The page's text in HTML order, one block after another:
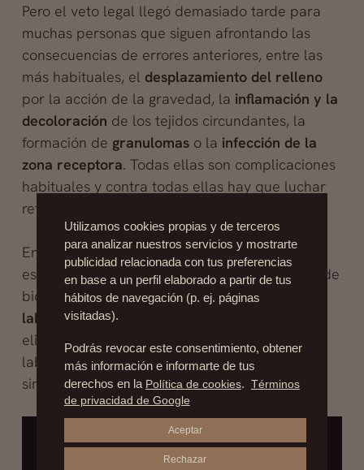
Pero el veto legal llegó demasiado tarde para
muchas personas que siguen afrontando las
consecuencias de errores anteriores, entre las
más habituales, el desplazamiento del relleno
por la acción de la gravedad, la inflamación y la
decoloración de los tejidos circundantes, la
formación de granulomaso la infección de la
zona receptora. Todas ellas son complicaciones
habituales y contra todas ellas hay que luchar
retirando los biopolímeros en cuestión.
En nuestras clínicas lo sabemos bien, somos
especialistas en intervenciones de extracción de
biopolímeros como lacirugía secundaria de
labios
oqueiloplastia secundaria
eliminar deformaciones o anomalías en los
labios provocadas por un exceso de material
sintético.
Utilizamos cookies propias y de terceros
para analizar nuestros servicios y mostrarte
publicidad relacionada con tus preferencias
en base a un perfil elaborado a partir de tus
hábitos de navegación (p. ej. páginas
visitadas).
Podrás revocar este consentimiento, obtener
más información e informarte de tus
derechos en la Política de cookies. Términos
de privacidad de Google
Aceptar
Rechazar